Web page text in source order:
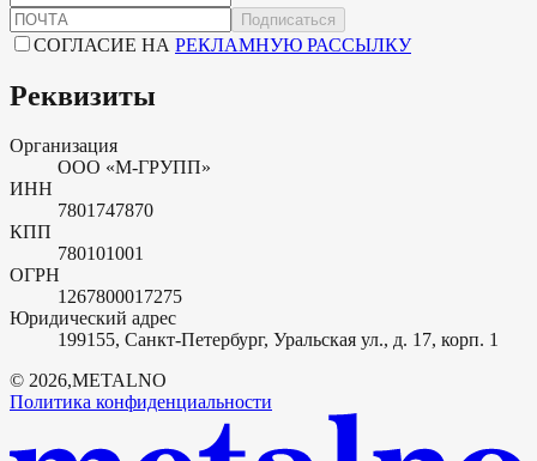
Подписаться
СОГЛАСИЕ НА РЕКЛАМНУЮ РАССЫЛКУ
Реквизиты
Организация
ООО «М-ГРУПП»
ИНН
7801747870
КПП
780101001
ОГРН
1267800017275
Юридический адрес
199155, Санкт-Петербург, Уральская ул., д. 17, корп. 1
© 2026,METALNO
Политика конфиденциальности